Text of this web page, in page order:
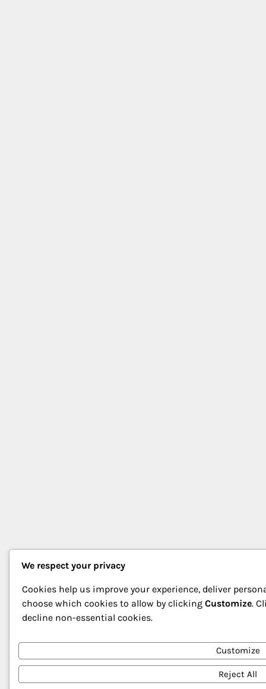
We respect your privacy
Cookies help us improve your experience, deliver
choose which cookies to allow by clicking Customize.
decline non-essential cookies.
Customize
Reject All